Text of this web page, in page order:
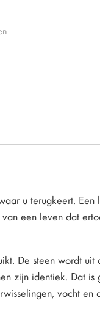
u terugkeert. Een
een leven dat
De steen wordt uit
zijn identiek. Dat is
vocht en